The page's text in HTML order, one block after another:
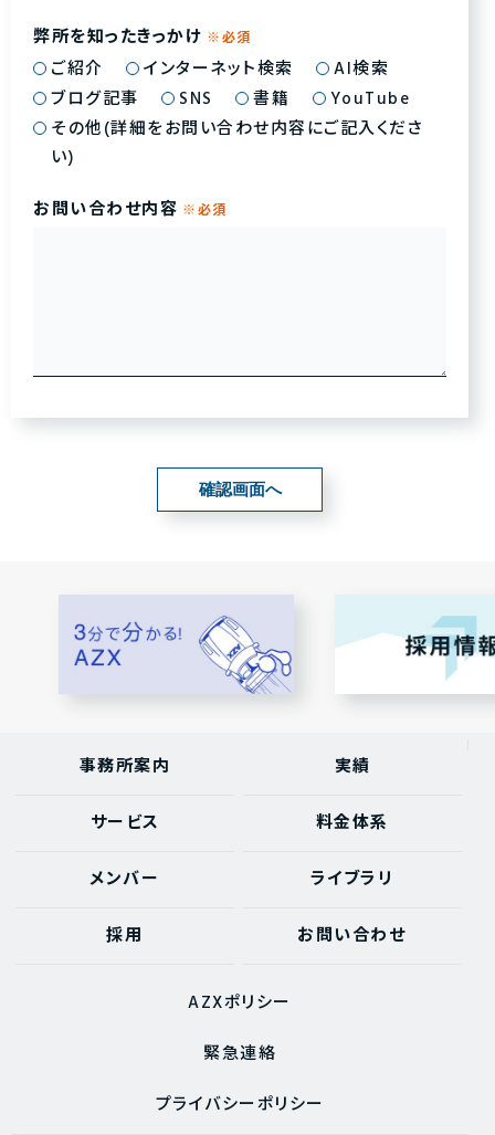
弊所を知ったきっかけ
ご紹介
インターネット検索
AI検索
ブログ記事
SNS 書籍
YouTube
その他(詳細をお問い合わせ内容にご記入くださ
い)
お問い合わせ内容
事務所案内 実績
サービス 料金体系
メンバー ライブラリ
採用 お問い合わせ
AZXポリシー
緊急連絡
プライバシーポリシー